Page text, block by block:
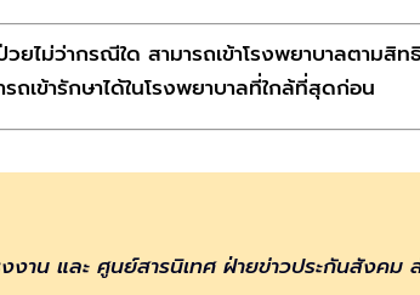
ยไม่ว่ากรณีใด สามารถเข้าโรงพยาบาลตามสิท
ถเข้ารักษาได้ในโรงพยาบาลที่ใกล้ที่สุดก่อน
งาน และ ศูนย์สารนิเทศ ฝ่ายข่าวประกันสังคม